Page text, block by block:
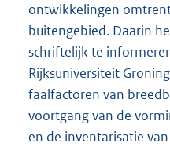
ontwikkelingen
buitengebied. Daarin
schriftelijk te
Rijksuniversiteit
faalfactoren van
voortgang van de
en de inventarisatie